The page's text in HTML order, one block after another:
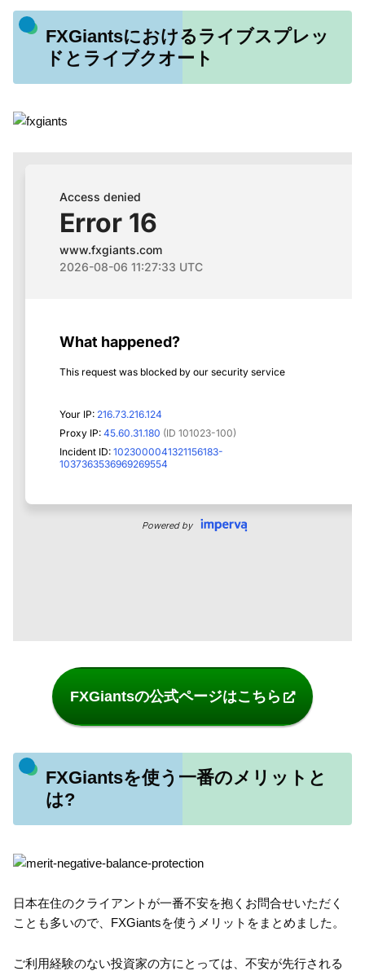
FXGiantsにおけるライブスプレッ
ドとライブクオート
FXGiantsの公式ページはこちら
FXGiantsを使う一番のメリットと
は?
日本在住のクライアントが一番不安を抱くお問合せいただく
ことも多いので、FXGiantsを使うメリットをまとめました。
ご利用経験のない投資家の方にとっては、不安が先行される